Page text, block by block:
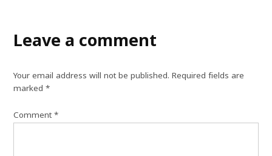
Leave a comment
Your email address will not be published. Required fields are
marked*
Comment*